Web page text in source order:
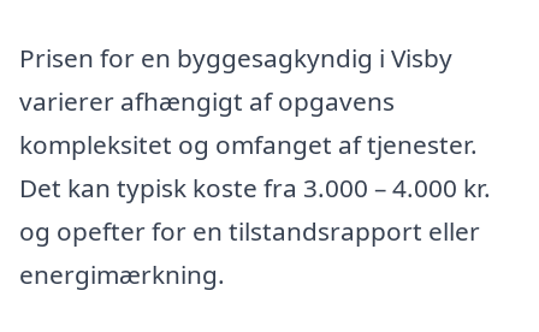
Prisen for en byggesagkyndig i Visby
varierer afhængigt af opgavens
kompleksitet og omfanget af tjenester.
Det kan typisk koste fra 3.000 – 4.000 kr.
og opefter for en tilstandsrapport eller
energimærkning.